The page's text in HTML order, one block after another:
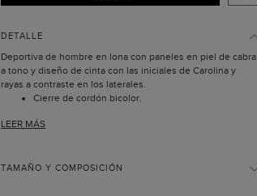
DETALLE
Deportiva de hombre en lona con paneles en piel de cabra
a tono y diseño de cinta con las iniciales de Carolina y
rayas a contraste en los laterales.
Cierre de cordón bicolor.
Plantilla de tejido a contraste con las iniciales de
Incluye bolsa guardapolvo.
LEER MÁS
TAMAÑO Y COMPOSICIÓN